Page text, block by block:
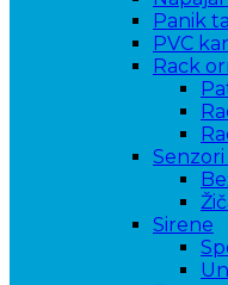
Panik
PVC
Rack
Sirene